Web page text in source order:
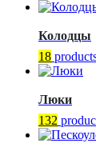
Колодцы
18
Люки
132